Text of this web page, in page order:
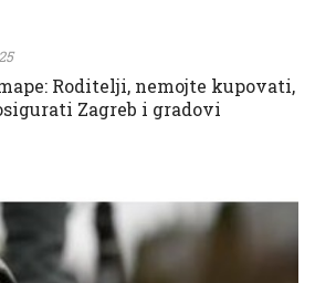
Roditelji, nemojte kupovati,
Zagreb i gradovi